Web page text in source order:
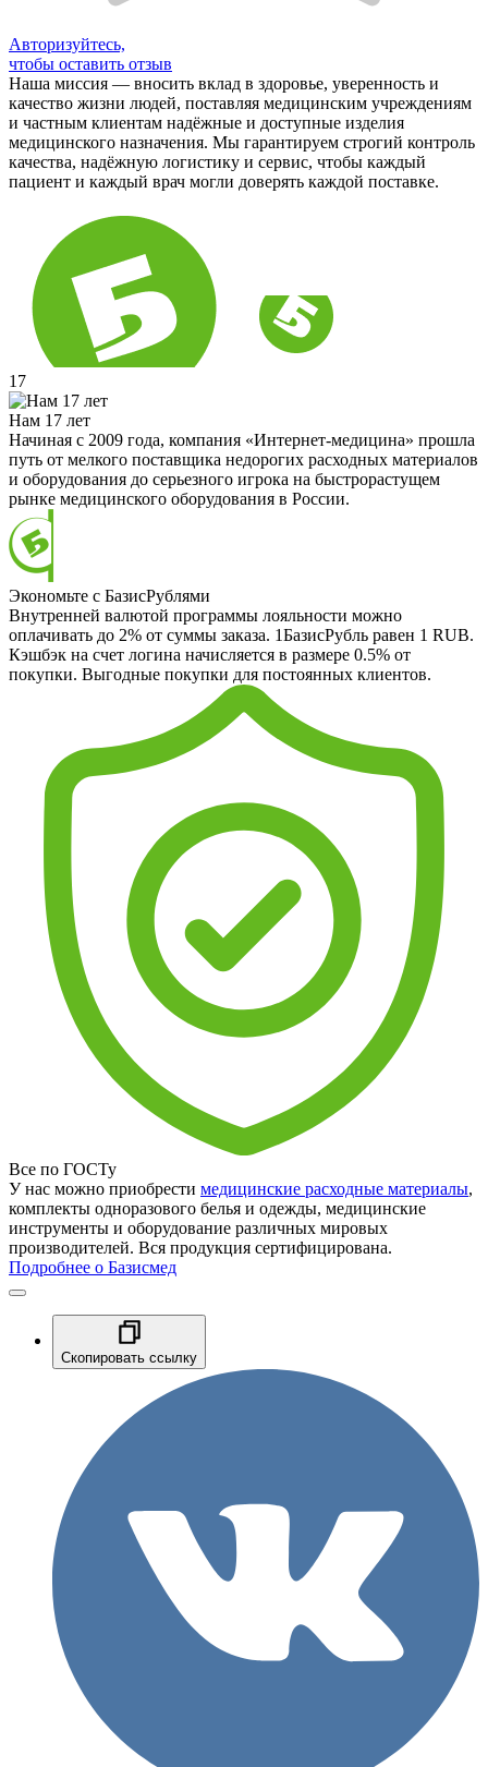
Авторизуйтесь,
чтобы оставить отзыв
Наша миссия — вносить вклад в здоровье, уверенность и
качество жизни людей, поставляя медицинским учреждениям
и частным клиентам надёжные и доступные изделия
медицинского назначения. Мы гарантируем строгий контроль
качества, надёжную логистику и сервис, чтобы каждый
пациент и каждый врач могли доверять каждой поставке.
17
Нам 17 лет
Начиная с 2009 года, компания «Интернет-медицина» прошла
путь от мелкого поставщика недорогих расходных материалов
и оборудования до серьезного игрока на быстрорастущем
рынке медицинского оборудования в России.
Экономьте с БазисРублями
Внутренней валютой программы лояльности можно
оплачивать до 2% от суммы заказа. 1БазисРубль равен 1 RUB.
Кэшбэк на счет логина начисляется в размере 0.5% от
покупки. Выгодные покупки для постоянных клиентов.
Все по ГОСТу
У нас можно приобрести медицинские расходные материалы,
комплекты одноразового белья и одежды, медицинские
инструменты и оборудование различных мировых
производителей. Вся продукция сертифицирована.
Подробнее о Базисмед
Скопировать ссылку